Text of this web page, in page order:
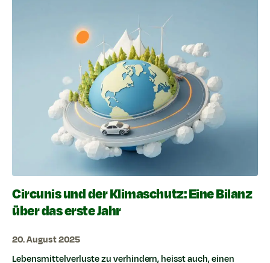
Circunis und der Klimaschutz: Eine Bilanz
über das erste Jahr
20. August 2025
Lebensmittelverluste zu verhindern, heisst auch, einen